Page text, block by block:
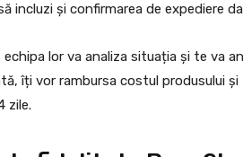
incluzi și confirmarea de expediere
lor va analiza situația și te va
îți vor rambursa costul produsului
zile.